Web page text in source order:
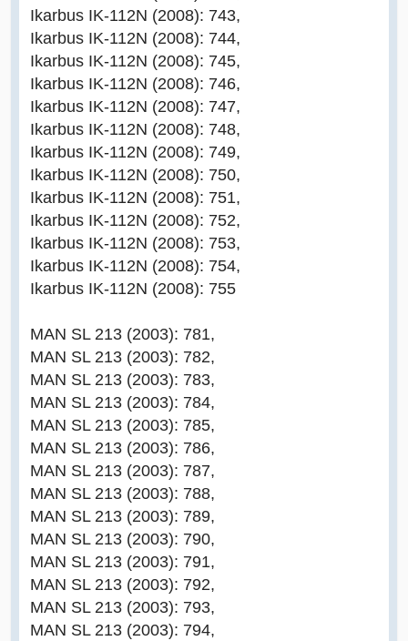
Ikarbus IK-112N (2008): 743,
Ikarbus IK-112N (2008): 744,
Ikarbus IK-112N (2008): 745,
Ikarbus IK-112N (2008): 746,
Ikarbus IK-112N (2008): 747,
Ikarbus IK-112N (2008): 748,
Ikarbus IK-112N (2008): 749,
Ikarbus IK-112N (2008): 750,
Ikarbus IK-112N (2008): 751,
Ikarbus IK-112N (2008): 752,
Ikarbus IK-112N (2008): 753,
Ikarbus IK-112N (2008): 754,
Ikarbus IK-112N (2008): 755
MAN SL 213 (2003): 781,
MAN SL 213 (2003): 782,
MAN SL 213 (2003): 783,
MAN SL 213 (2003): 784,
MAN SL 213 (2003): 785,
MAN SL 213 (2003): 786,
MAN SL 213 (2003): 787,
MAN SL 213 (2003): 788,
MAN SL 213 (2003): 789,
MAN SL 213 (2003): 790,
MAN SL 213 (2003): 791,
MAN SL 213 (2003): 792,
MAN SL 213 (2003): 793,
MAN SL 213 (2003): 794,